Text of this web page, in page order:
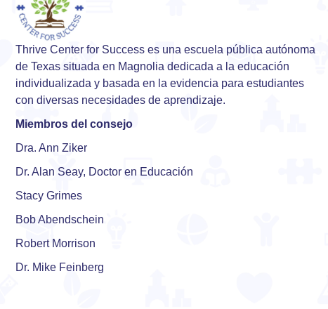
Thrive Center for Success es una escuela pública autónoma
de Texas situada en Magnolia dedicada a la educación
individualizada y basada en la evidencia para estudiantes
con diversas necesidades de aprendizaje.
Miembros del consejo
Dra. Ann Ziker
Dr. Alan Seay, Doctor en Educación
Stacy Grimes
Bob Abendschein
Robert Morrison
Dr. Mike Feinberg